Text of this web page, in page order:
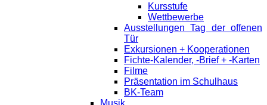
Kursstufe
Wettbewerbe
Ausstellungen Tag der offenen
Tür
Exkursionen + Kooperationen
Fichte-Kalender, -Brief + -Karten
Filme
Präsentation im Schulhaus
BK-Team